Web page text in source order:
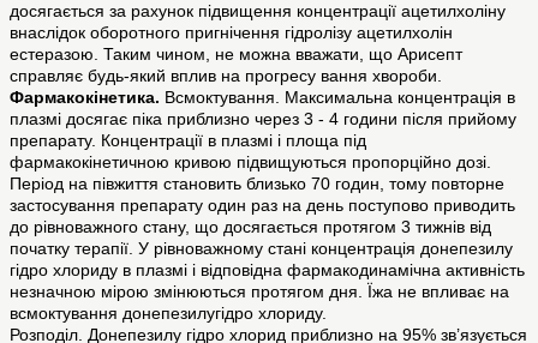
досягається за рахунок підвищення концентрації ацетилхоліну
внаслідок оборотного пригнічення гідролізу ацетилхолін
естеразою. Таким чином, не можна вважати, що Арисепт
справляє будь-який вплив на прогресу вання хвороби.
Фармакокінетика. Всмоктування. Максимальна концентрація в
плазмі досягає піка приблизно через 3 - 4 години після прийому
препарату. Концентрації в плазмі і площа під
фармакокінетичною кривою підвищуються пропорційно дозі.
Період на півжиття становить близько 70 годин, тому повторне
застосування препарату один раз на день поступово приводить
до рівноважного стану, що досягається протягом 3 тижнів від
початку терапії. У рівноважному стані концентрація донепезилу
гідро хлориду в плазмі і відповідна фармакодинамічна активність
незначною мірою змінюються протягом дня. Їжа не впливає на
всмоктування донепезилугідро хлориду.
Розподіл. Донепезилу гідро хлорид приблизно на 95% зв’язується